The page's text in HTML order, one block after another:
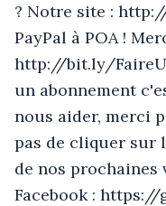
? Notre site :
PayPal à POA !
http://bit.ly/
un abonnement
nous aider, merci
pas de cliquer sur
de nos prochaines
Facebook :